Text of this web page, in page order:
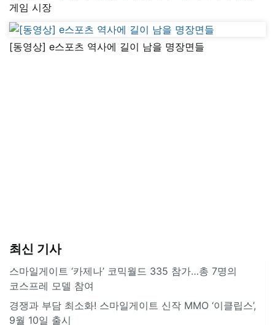
게임 시장
[동영상] e스포츠 역사에 길이 남을 명장면들
최신 기사
스마일게이트 ‘카제나’ 코믹월드 335 참가…총 7명의
코스프레 모델 참여
경쟁과 부담 최소화! 스마일게이트 신작 MMO ‘이클립스’,
9월 10일 출시